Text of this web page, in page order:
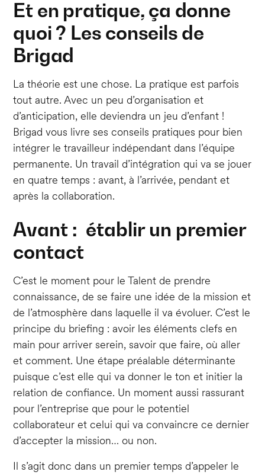
Et en pratique, ça donne
quoi ? Les conseils de
Brigad
La théorie est une chose. La pratique est parfois
tout autre. Avec un peu d’organisation et
d’anticipation, elle deviendra un jeu d’enfant !
Brigad vous livre ses conseils pratiques pour bien
intégrer le travailleur indépendant dans l’équipe
permanente. Un travail d’intégration qui va se jouer
en quatre temps : avant, à l’arrivée, pendant et
après la collaboration.
Avant : établir un premier
contact
C’est le moment pour le Talent de prendre
connaissance, de se faire une idée de la mission et
de l’atmosphère dans laquelle il va évoluer. C’est le
principe du briefing : avoir les éléments clefs en
main pour arriver serein, savoir que faire, où aller
et comment. Une étape préalable déterminante
puisque c’est elle qui va donner le ton et initier la
relation de confiance. Un moment aussi rassurant
pour l’entreprise que pour le potentiel
collaborateur et celui qui va convaincre ce dernier
d’accepter la mission… ou non.
Il s’agit donc dans un premier temps d’appeler le